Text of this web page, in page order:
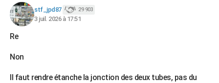
stf_jpd87 29 903
3 juil. 2026 à 17:51
Re
Non
Il faut rendre étanche la jonction des deux tubes, pas du